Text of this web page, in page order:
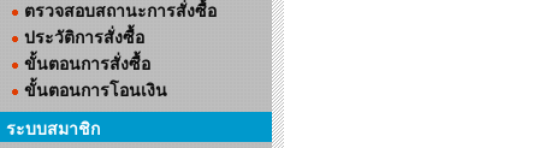
ตรวจสอบสถานะการสั่งซื้อ
ประวัติการสั่งซื้อ
ขั้นตอนการสั่งซื้อ
ขั้นตอนการโอนเงิน
ระบบสมาชิก